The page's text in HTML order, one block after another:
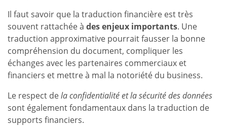
Il faut savoir que la traduction financière est très
souvent rattachée à des enjeux importants. Une
traduction approximative pourrait fausser la bonne
compréhension du document, compliquer les
échanges avec les partenaires commerciaux et
financiers et mettre à mal la notoriété du business.
Le respect dela confidentialité et la sécurité des données
sont également fondamentaux dans la traduction de
supports financiers.